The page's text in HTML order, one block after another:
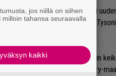
Anthrax julkaisi
biisillään Mike
Guns N’ Rosesin
suoraan country-
jos niillä on siihen
tahansa seuraavalla
kaikki